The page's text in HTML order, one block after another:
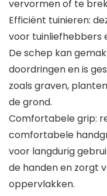
vervormen of te
Efficiënt tuinieren:
voor tuinliefhebbers
De schep kan
doordringen en is
zoals graven,
de grond.
Comfortabele grip:
comfortabele
voor langdurig
de handen en zorgt
oppervlakken.